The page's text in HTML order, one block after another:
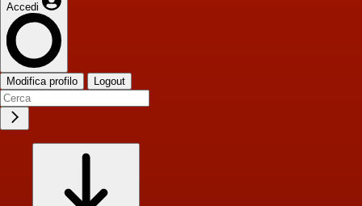
Accedi
Modifica profilo Logout